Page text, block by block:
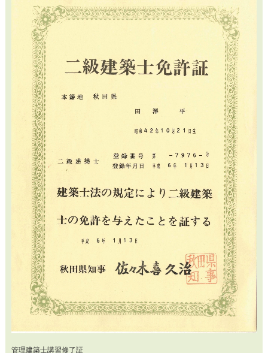
管理建築士講習修了証